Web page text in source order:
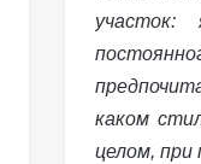
каком
целом, при